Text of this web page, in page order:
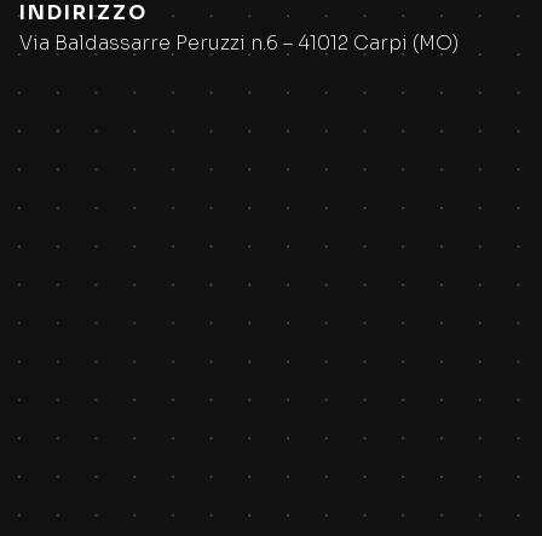
INDIRIZZO
Via Baldassarre Peruzzi n.6 – 41012 Carpi (MO)